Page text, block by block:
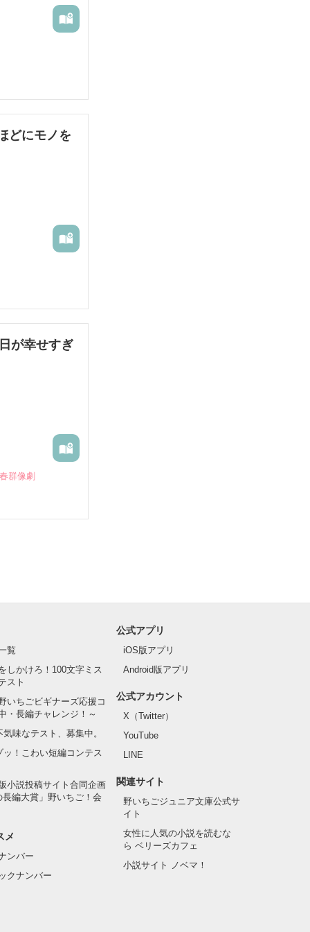
どにモノを
が幸せすぎ
群像劇
覧
しかけろ！100文字ミス
スト
いちごビギナーズ応援コ
・長編チャレンジ！～
味なテスト、募集中。
ッ！こわい短編コンテス
小説投稿サイト合同企画
長編大賞」野いちご！会
メ
ンバー
クナンバー
公式アプリ
iOS版アプリ
Android版アプリ
公式アカウント
X（Twitter）
YouTube
LINE
関連サイト
野いちごジュニア文庫公式サ
イト
女性に人気の小説を読むな
ら ベリーズカフェ
小説サイト ノベマ！